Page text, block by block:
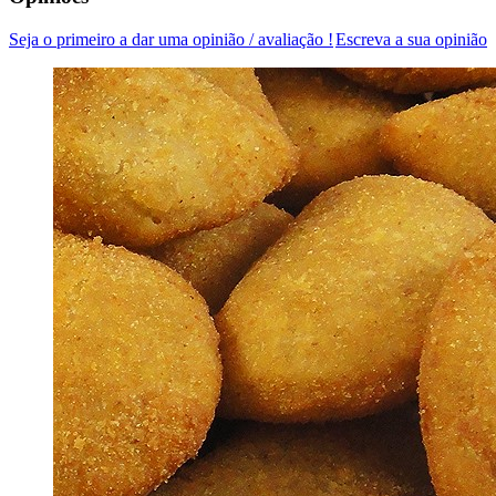
Escreva a sua opinião
Seja o primeiro a dar uma opinião / avaliação !